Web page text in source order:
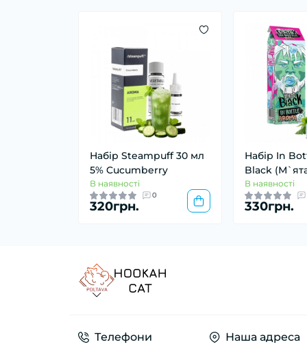
Набір Steampuff 30 мл
5% Cucumberry
В наявності
0
320грн.
Набір In
Black
В наявності
330грн.
Телефони Наша адреса